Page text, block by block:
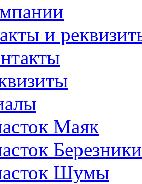
и
Маяк
Березники
Шумы